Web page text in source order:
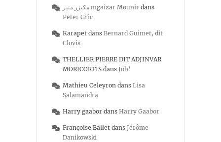
مكيزر منير mgaizar Mounir dans
Peter Gric
Karapet dans Bernard Guimet, dit
Clovis
THELLIER PIERRE DIT ADJINVAR
MORICORTIS dans Joh’
Mathieu Celeyron dans Lisa
Salamandra
Harry gaabor dans Harry Gaabor
Françoise Ballet dans Jérôme
Danikowski